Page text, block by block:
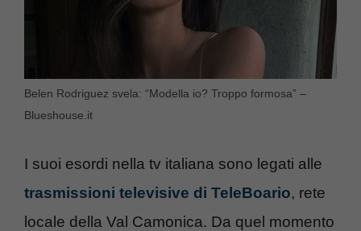
Belen Rodriguez svela: “Modella io? Troppo formosa” –
Blueshouse.it
I suoi esordi nella tv italiana sono legati alle
trasmissioni televisive di TeleBoario, rete
locale della Val Camonica. Da quel momento